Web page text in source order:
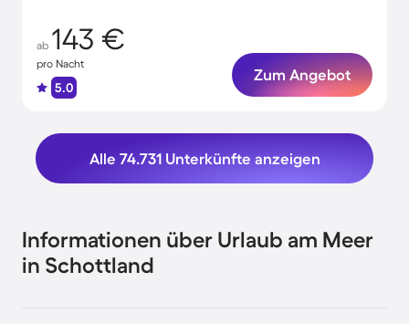
ab 143 €
pro Nacht
5.0
Zum Angebot
Alle 74.731 Unterkünfte anzeigen
Informationen über Urlaub am Meer
in Schottland